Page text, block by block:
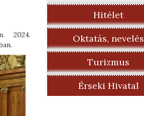
2024.
Hitélet
Oktatás, nevelés
Turizmus
Érseki Hivatal